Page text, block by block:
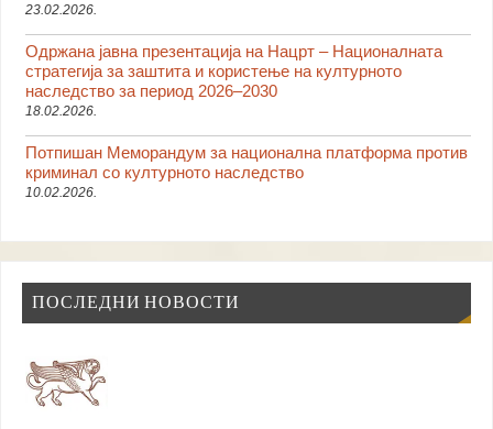
23.02.2026.
Одржана јавна презентација на Нацрт – Националната
стратегија за заштита и користење на културното
наследство за период 2026–2030
18.02.2026.
Потпишан Меморандум за национална платформа против
криминал со културното наследство
10.02.2026.
ПОСЛЕДНИ НОВОСТИ